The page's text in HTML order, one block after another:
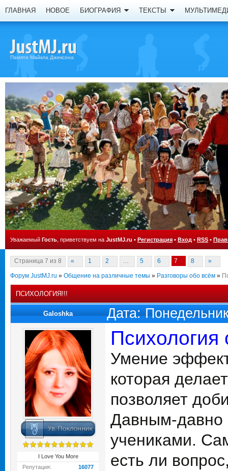
ГЛАВНАЯ НОВОЕ БИОГРАФИЯ ТЕКСТЫ
Памяти Майкла Джексона
Уважаемый Гость , приветствуем на JustMJ.ru • Регистрация • Вход • RSS •
Страница 7 из 8 « 1 2 … 5 6 7 8 »
Форум JustMJ.ru » Общение на различные темы » Разговоры обо всём »
ПСИХОЛОГИЯ!!!
Galoshka Дата:
I Love You More
Репутация:
16077
Умение
которая
позволяет
Давным-давно
учениками.
есть ли